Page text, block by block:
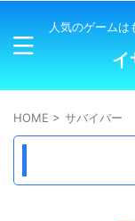
人気のゲームは
イ
HOME > サバイバー